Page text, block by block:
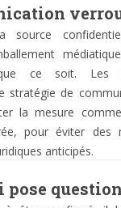
source
ce soit. Les
stratégie de
la mesure
pour éviter des
anticipés.
pose question